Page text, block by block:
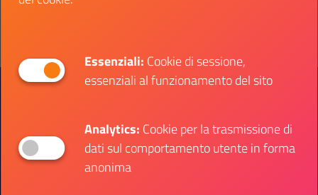
Vai al bando
Presidenza del Consiglio dei Ministri
Contatti
Essenziali: Cookie di sessione,
essenziali al funzionamento del sito
Analytics: Cookie per la trasmissione di
dati sul comportamento utente in forma
anonima